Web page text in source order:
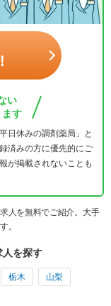
い
ます
日休みの調剤薬局」と
済みの方に優先的にご
が掲載されないことも
人を無料でご紹介。大手
。
人を探す
栃木 山梨